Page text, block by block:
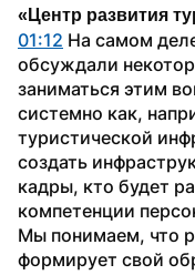
«Центр развития
01:12 На самом
обсуждали
заниматься этим
системно как,
туристической
создать
кадры, кто будет
компетенции
Мы понимаем, что
формирует свой